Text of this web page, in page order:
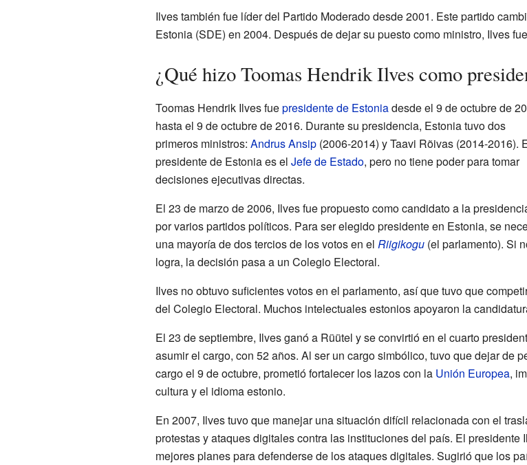
Ilves también fue líder del Partido Moderado desde 2001. Este partido
Estonia (SDE) en 2004. Después de dejar su puesto como ministro, Ilves
¿Qué hizo Toomas Hendrik Ilves como
Toomas Hendrik Ilves fuepresidente de Estoniadesde el 9 de octubre de
hasta el 9 de octubre de 2016. Durante su presidencia, Estonia tuvo dos
primeros ministros: Andrus Ansip(2006-2014) y Taavi Rõivas (2014-2016).
presidente de Estonia es el Jefe de Estado, pero no tiene poder para tomar
decisiones ejecutivas directas.
El 23 de marzo de 2006, Ilves fue propuesto como candidato a la
por varios partidos políticos. Para ser elegido presidente en Estonia, se
una mayoría de dos tercios de los votos en el Riigikogu(el parlamento). Si
logra, la decisión pasa a un Colegio Electoral.
Ilves no obtuvo suficientes votos en el parlamento, así que tuvo que
del Colegio Electoral. Muchos intelectuales estonios apoyaron la
El 23 de septiembre, Ilves ganó a Rüütel y se convirtió en el cuarto
asumir el cargo, con 52 años. Al ser un cargo simbólico, tuvo que dejar de
cargo el 9 de octubre, prometió fortalecer los lazos con la Unión Europea,
cultura y el idioma estonio.
En 2007, Ilves tuvo que manejar una situación difícil relacionada con el
protestas y ataques digitales contra las instituciones del país. El presidente
mejores planes para defenderse de los ataques digitales. Sugirió que los